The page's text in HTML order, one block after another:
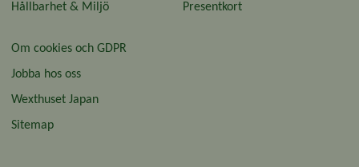
Hållbarhet & Miljö
Presentkort
Om cookies och GDPR
Jobba hos oss
Wexthuset Japan
Sitemap